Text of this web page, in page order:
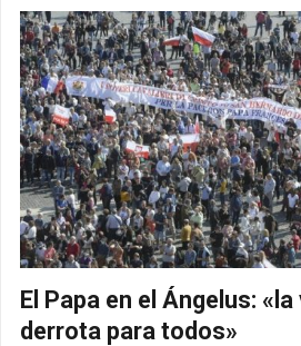
El Papa en el Ángelus:
derrota para todos»